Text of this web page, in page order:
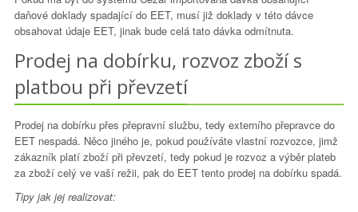
daňové doklady spadající do EET, musí již doklady v této dávce
obsahovat údaje EET, jinak bude celá tato dávka odmítnuta.
Prodej na dobírku, rozvoz zboží s
platbou při převzetí
Prodej na dobírku přes přepravní službu, tedy externího přepravce do
EET nespadá. Něco jiného je, pokud používáte vlastní rozvozce, jimž
zákazník platí zboží při převzetí, tedy pokud je rozvoz a výběr plateb
za zboží celý ve vaší režii, pak do EET tento prodej na dobírku spadá.
Tipy jak jej realizovat: